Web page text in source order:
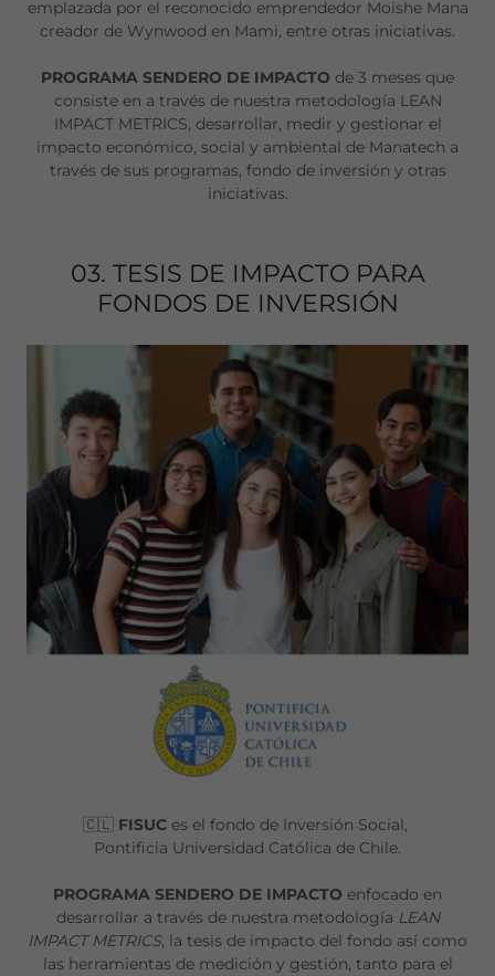
emplazada por el reconocido emprendedor Moishe Mana
creador de Wynwood en Mami, entre otras iniciativas.
PROGRAMA SENDERO DE IMPACTO de 3 meses que
consiste en a través de nuestra metodología LEAN
IMPACT METRICS, desarrollar, medir y gestionar el
impacto económico, social y ambiental de Manatech a
través de sus programas, fondo de inversión y otras
iniciativas.
03. TESIS DE IMPACTO PARA
FONDOS DE INVERSIÓN
🇨🇱 FISUC es el fondo de Inversión Social,
Pontificia Universidad Católica de Chile.
PROGRAMA SENDERO DE IMPACTO enfocado en
desarrollar a través de nuestra metodología LEAN
IMPACT METRICS, la tesis de impacto del fondo así como
las herramientas de medición y gestión, tanto para el